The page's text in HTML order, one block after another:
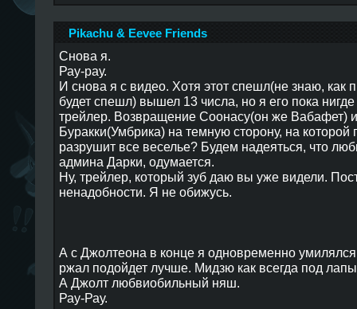
Pikachu & Eevee Friends
Снова я.
Рау-рау.
И снова я с видео. Хотя этот спешл(не знаю, как
будет спешл) вышел 13 числа, но я его пока
трейлер. Возвращение Соонасу(он же Вабафет)
Буракки(Умбрика) на темную сторону, на которой
разрушит все веселье? Будем надеяться, что
админа Дарки, одумается.
Ну, трейлер, который зуб даю вы уже видели.
ненадобности. Я не обижусь.
А с Джолтеона в конце я одновременно
ржал подойдет лучше. Мидзю как всегда под
А Джолт любвиобильный няш.
Рау-Рау.